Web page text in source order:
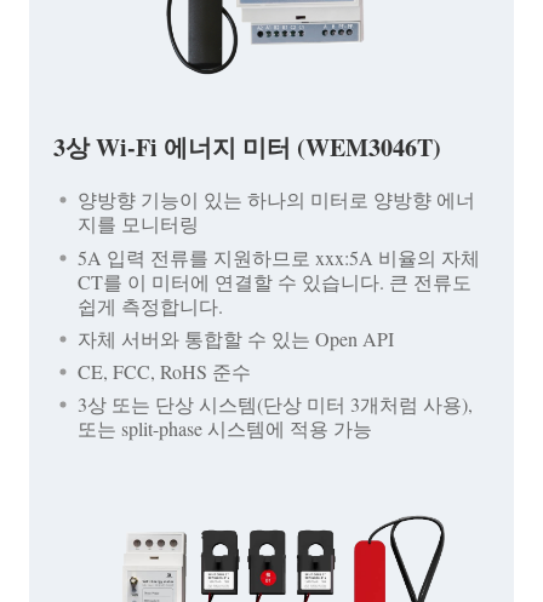
3상 Wi-Fi 에너지 미터 (WEM3046T)
양방향 기능이 있는 하나의 미터로 양방향 에너
지를 모니터링
5A 입력 전류를 지원하므로 xxx:5A 비율의 자체
CT를 이 미터에 연결할 수 있습니다. 큰 전류도
쉽게 측정합니다.
자체 서버와 통합할 수 있는 Open API
CE, FCC, RoHS 준수
3상 또는 단상 시스템(단상 미터 3개처럼 사용),
또는 split-phase 시스템에 적용 가능